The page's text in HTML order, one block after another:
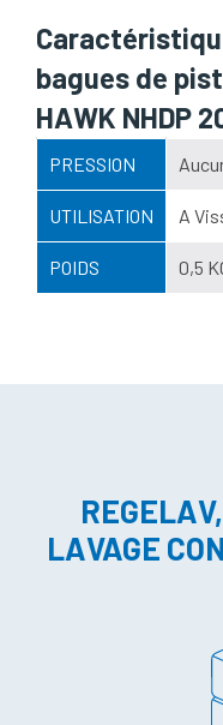
bagues de
HAWK NHDP
PRESSION
UTILISATION A
POIDS 0,5
LAVAGE